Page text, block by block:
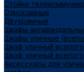
Стойки
Однорамные
Двухрамные
Шкафы
Шкафы уличные
Шкаф уличный
Шкаф уличный
Аксессуары для